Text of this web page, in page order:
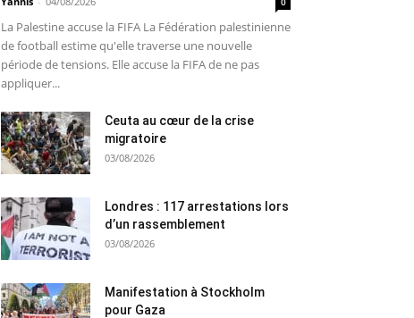
La Palestine accuse la FIFA La Fédération palestinienne
de football estime qu'elle traverse une nouvelle
période de tensions. Elle accuse la FIFA de ne pas
appliquer...
Ceuta au cœur de la crise
migratoire
03/08/2026
Londres : 117 arrestations lors
d’un rassemblement
03/08/2026
Manifestation à Stockholm
pour Gaza